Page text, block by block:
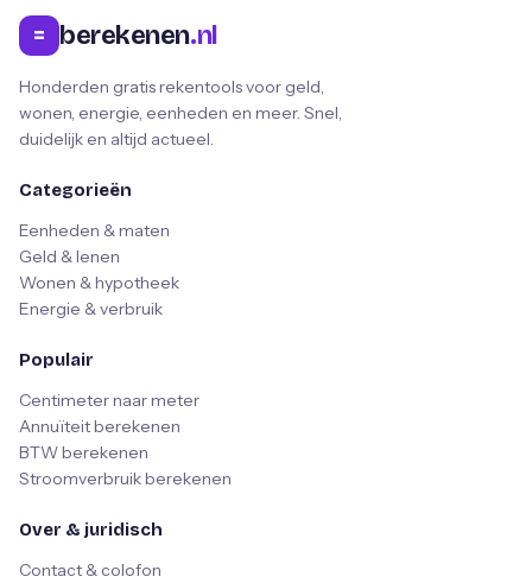
= berekenen.nl
Honderden gratis rekentools voor geld,
wonen, energie, eenheden en meer. Snel,
duidelijk en altijd actueel.
Categorieën
Eenheden & maten
Geld & lenen
Wonen & hypotheek
Energie & verbruik
Populair
Centimeter naar meter
Annuïteit berekenen
BTW berekenen
Stroomverbruik berekenen
Over & juridisch
Contact & colofon